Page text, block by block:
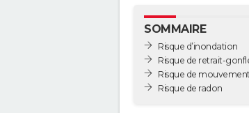
SOMMAIRE
Risque d’inondation
Risque de retrait-
Risque de
Risque de radon